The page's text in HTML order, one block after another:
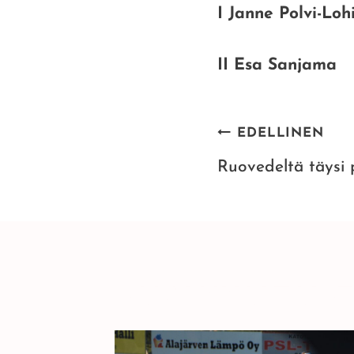
I Janne Polvi-
II Esa Sanjama
SELAUS
EDELLINEN
Ruovedeltä täysi